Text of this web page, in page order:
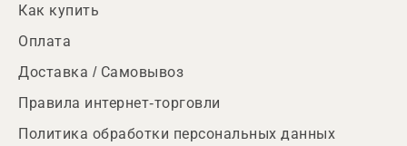
Как купить
Оплата
Доставка / Самовывоз
Правила интернет-торговли
Политика обработки персональных данных